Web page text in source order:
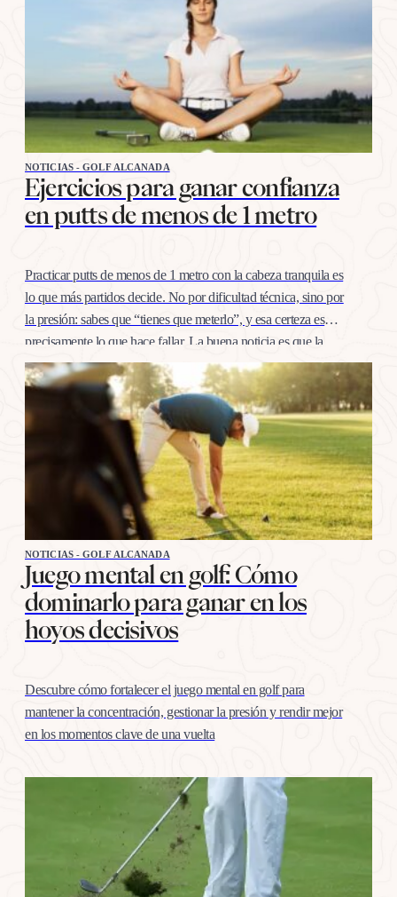
NOTICIAS - GOLF ALCANADA
Ejercicios para ganar confianza
en putts de menos de 1 metro
Practicar putts de menos de 1 metro con la cabeza tranquila es
lo que más partidos decide. No por dificultad técnica, sino por
la presión: sabes que “tienes que meterlo”, y esa certeza es
precisamente lo que hace fallar. La buena noticia es que la
confianza en esta distancia se entrena igual que cualquier
otro…
NOTICIAS - GOLF ALCANADA
Juego mental en golf: Cómo
dominarlo para ganar en los
hoyos decisivos
Descubre cómo fortalecer el juego mental en golf para
mantener la concentración, gestionar la presión y rendir mejor
en los momentos clave de una vuelta